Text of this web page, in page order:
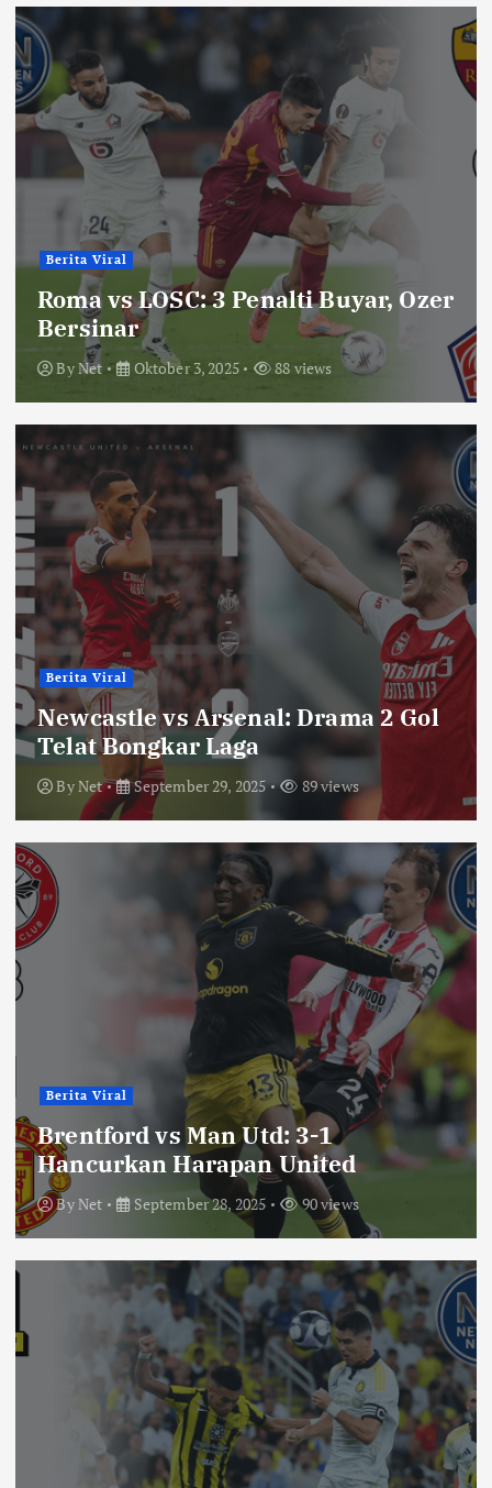
Berita Viral
Roma vs LOSC: 3 Penalti Buyar, Ozer
Bersinar
ByNet Oktober 3, 2025 88 views
Berita Viral
Newcastle vs Arsenal: Drama 2 Gol
Telat Bongkar Laga
ByNet September 29, 2025 89 views
Berita Viral
Brentford vs Man Utd: 3-1
Hancurkan Harapan United
ByNet September 28, 2025 90 views